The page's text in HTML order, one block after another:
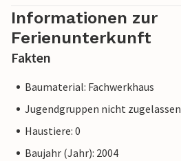
Informationen zur
Ferienunterkunft
Fakten
Baumaterial: Fachwerkhaus
Jugendgruppen nicht zugelassen
Haustiere: 0
Baujahr (Jahr): 2004